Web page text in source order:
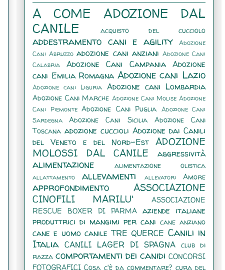
A COME ADOZIONE DAL
CANILE
acquisto del cucciolo
addestramento cani e agility
Adozione
Cani Abruzzo adozione cani anziani Adozione Cani
Calabria
Adozione Cani Campania
Adozione
cani Emilia Romagna Adozione cani Lazio
Adozione cani Liguria Adozione cani Lombardia
Adozione Cani Marche Adozione Cani Molise Adozione
Cani Piemonte Adozione Cani Puglia Adozione Cani
Sardegna
Adozione Cani Sicilia
Adozione Cani
Toscana adozione cuccioli Adozione dai Canili
del Veneto e del Nord-Est ADOZIONE
MOLOSSI DAL CANILE
aggressività
alimentazione alimentazione olistica
allattamento allevamenti allevatori Amore
approfondimento
ASSOCIAZIONE
CINOFILI MARILU'
ASSOCIAZIONE
RESCUE BOXER DI PARMA aziende italiane
produttrici di mangimi per cani cane anziano
cane e uomo canile TRE QUERCE Canili in
Italia CANILI LAGER DI SPAGNA club di
razza comportamenti dei canidi CONCORSI
FOTOGRAFICI Cosa c'è da commentare? cura del